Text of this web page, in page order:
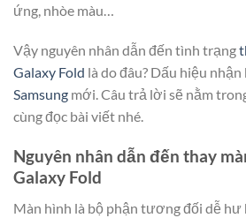
ứng, nhòe màu…
Vậy nguyên nhân dẫn đến tình trạng
Galaxy Fold là do đâu? Dấu hiệu
Samsung mới. Câu trả lời sẽ nằm
cùng đọc bài viết nhé.
Nguyên nhân dẫn đến thay
Galaxy Fold
Màn hình là bộ phận tương đối dễ hư